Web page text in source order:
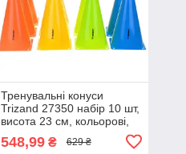
Тренувальні конуси
Trizand 27350 набір 10 шт,
висота 23 см, кольорові,
спортивні фішки маркери
548,99₴ 629 ₴